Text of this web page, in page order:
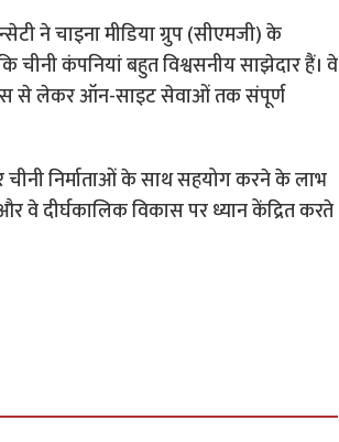
ने चाइना मीडिया ग्रुप (सीएमजी) के
चीनी कंपनियां बहुत विश्वसनीय साझेदार हैं। वे
से लेकर ऑन-साइट सेवाओं तक संपूर्ण
चीनी निर्माताओं के साथ सहयोग करने के लाभ
वे दीर्घकालिक विकास पर ध्यान केंद्रित करते